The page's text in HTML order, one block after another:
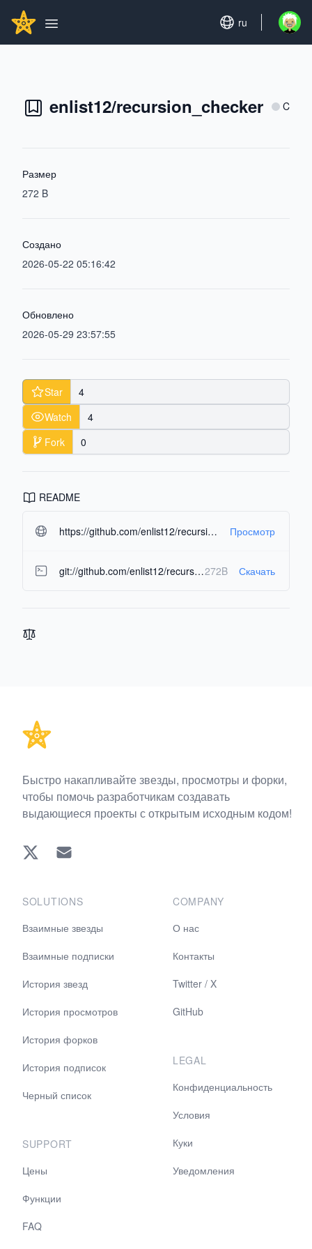
GITHUBSTAR
Open main menu
Set language
ru Open
enlist12/recursion_checker C
Размер
272 B
Создано
2026-05-22 05:16:42
Обновлено
2026-05-29 23:57:55
Star
4
Watch
4
Fork
0
README
https://github.com/enlist12/recursion_checker.git#readme-ov-file Просмотр
git://github.com/enlist12/recursion_checker.git272B Скачать
Быстро накапливайте звезды, просмотры и форки,
чтобы помочь разработчикам создавать
выдающиеся проекты с открытым исходным кодом!
Twitter EMAIL
SOLUTIONS
Взаимные звезды
Взаимные подписки
История звезд
История просмотров
История форков
История подписок
Черный список
SUPPORT
Цены
Функции
FAQ
COMPANY
О нас
Контакты
Twitter / X
GitHub
LEGAL
Конфиденциальность
Условия
Куки
Уведомления